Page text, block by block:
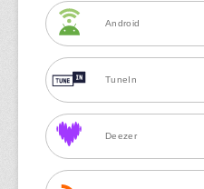
Android
TuneIn
Deezer